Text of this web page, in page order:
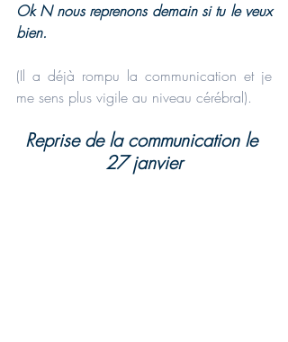
Ok N nous reprenons demain si tu le veux
bien.
(Il a déjà rompu la communication et je
me sens plus vigile au niveau cérébral).
Reprise de la communication le
27 janvier